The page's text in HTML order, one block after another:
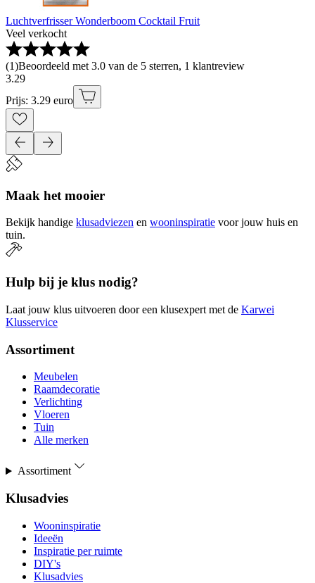
Luchtverfrisser Wonderboom Cocktail Fruit
Veel verkocht
(1)Beoordeeld met 3.0 van de 5 sterren, 1 klantreview
3.29
Prijs: 3.29 euro
Maak het mooier
Bekijk handige klusadviezen en wooninspiratie voor jouw huis en
tuin.
Hulp bij je klus nodig?
Laat jouw klus uitvoeren door een klusexpert met de Karwei
Klusservice
Assortiment
Meubelen
Raamdecoratie
Verlichting
Vloeren
Tuin
Alle merken
Assortiment
Klusadvies
Wooninspiratie
Ideeën
Inspiratie per ruimte
DIY's
Klusadvies